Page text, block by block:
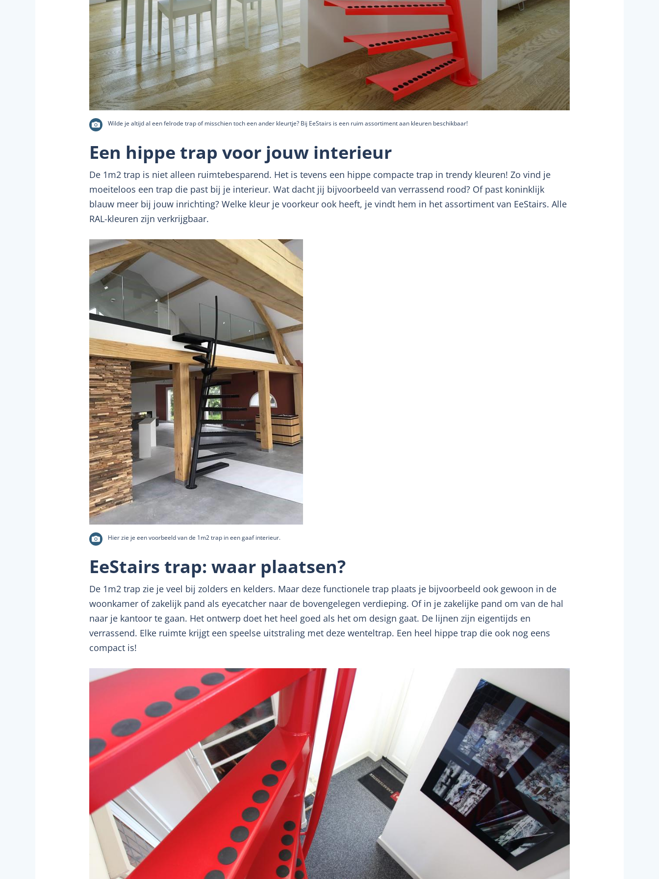
Wilde je altijd al een felrode trap of misschien toch een ander kleurtje? Bij EeStairs is een ruim assortiment aan kleuren beschikbaar!
Een hippe trap voor jouw interieur
De 1m2 trap is niet alleen ruimtebesparend. Het is tevens een hippe compacte trap in trendy kleuren! Zo vind je
moeiteloos een trap die past bij je interieur. Wat dacht jij bijvoorbeeld van verrassend rood? Of past koninklijk
blauw meer bij jouw inrichting? Welke kleur je voorkeur ook heeft, je vindt hem in het assortiment van EeStairs. Alle
RAL-kleuren zijn verkrijgbaar.
Hier zie je een voorbeeld van de 1m2 trap in een gaaf interieur.
EeStairs trap: waar plaatsen?
De 1m2 trap zie je veel bij zolders en kelders. Maar deze functionele trap plaats je bijvoorbeeld ook gewoon in de
woonkamer of zakelijk pand als eyecatcher naar de bovengelegen verdieping. Of in je zakelijke pand om van de hal
naar je kantoor te gaan. Het ontwerp doet het heel goed als het om design gaat. De lijnen zijn eigentijds en
verrassend. Elke ruimte krijgt een speelse uitstraling met deze wenteltrap. Een heel hippe trap die ook nog eens
compact is!